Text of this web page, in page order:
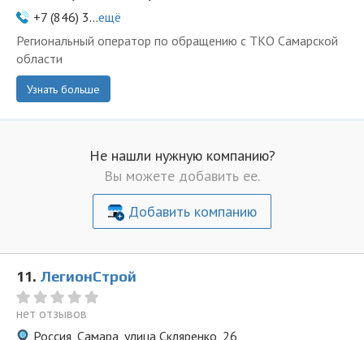
+7 (846) 3...ещё
Региональный оператор по обращению с ТКО Самарской
области
Узнать больше
Не нашли нужную компанию?
Вы можете добавить ее.
Добавить компанию
11. ЛегионСтрой
нет отзывов
Россия, Самара, улица Скляренко, 26